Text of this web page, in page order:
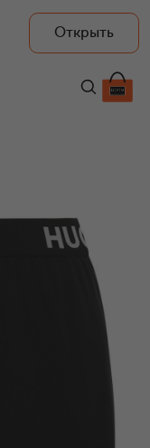
Открыть
4 795 ₽